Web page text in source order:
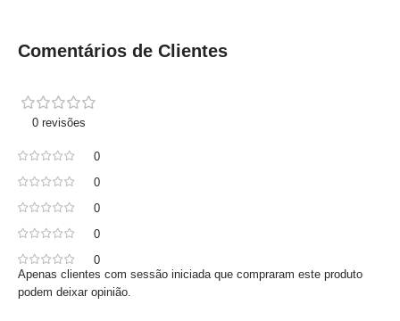
Comentários de Clientes
0 revisões
0
0
0
0
0
Apenas clientes com sessão iniciada que compraram este produto
podem deixar opinião.